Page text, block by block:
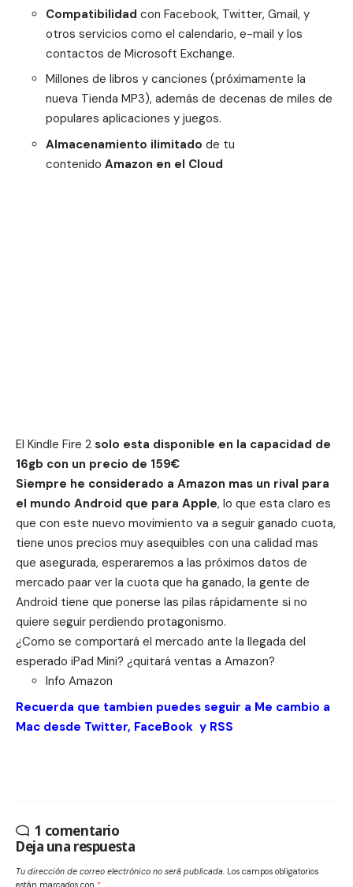
Compatibilidad con Facebook, Twitter, Gmail, y
otros servicios como el calendario, e-mail y los
contactos de Microsoft Exchange.
Millones de libros y canciones (próximamente la
nueva Tienda MP3), además de decenas de miles de
populares aplicaciones y juegos.
Almacenamiento ilimitado de tu
contenido Amazon en el Cloud
El Kindle Fire 2 solo esta disponible en la capacidad de
16gb con un precio de 159€
Siempre he considerado a Amazon mas un rival para
el mundo Android que para Apple, lo que esta claro es
que con este nuevo movimiento va a seguir ganado cuota,
tiene unos precios muy asequibles con una calidad mas
que asegurada, esperaremos a las próximos datos de
mercado paar ver la cuota que ha ganado, la gente de
Android tiene que ponerse las pilas rápidamente si no
quiere seguir perdiendo protagonismo.
¿Como se comportará el mercado ante la llegada del
esperado iPad Mini? ¿quitará ventas a Amazon?
Info Amazon
Recuerda que tambien puedes seguir a Me cambio a
Mac desde Twitter, FaceBook y RSS
1 comentario
Deja una respuesta
Tu dirección de correo electrónico no será publicada. Los campos obligatorios